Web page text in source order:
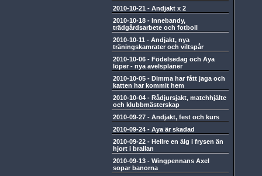
2010-10-21 - Andjakt x 2
2010-10-18 - Innebandy,
trädgårdsarbete och fotboll
2010-10-11 - Andjakt, nya
träningskamrater och viltspår
2010-10-06 - Födelsedag och Aya
löper - nya avelsplaner
2010-10-05 - Dimma har fått jaga och
katten har kommit hem
2010-10-04 - Rådjursjakt, matchhjälte
och klubbmästerskap
2010-09-27 - Andjakt, fest och kurs
2010-09-24 - Aya är skadad
2010-09-22 - Hellre en älg i frysen än
hjort i brallan
2010-09-13 - Wingpennans Axel
sopar banorna